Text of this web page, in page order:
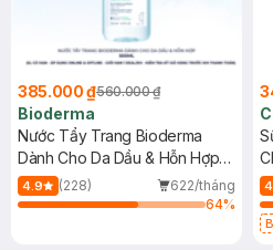
385.000 ₫560.000 ₫
Bioderma
Nước Tẩy Trang Bioderma
Dành Cho Da Dầu & Hỗn Hợp
500ml
4.9 (228)
622/tháng
64%